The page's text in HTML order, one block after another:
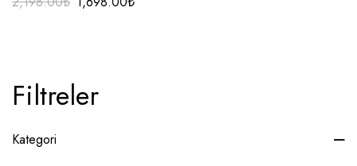
Filtreler
Kategori